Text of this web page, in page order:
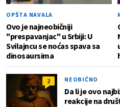
OPŠTA NAVALA
Ovo je najneobičniji
"prespavanjac" u Srbiji: U
Svilajncu se noćas spava sa
dinosaursima
2 NEOBIČNO
Da li je ovo
reakcije na